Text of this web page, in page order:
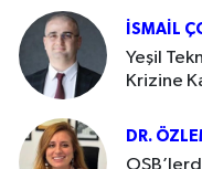
İSMAIL
Yeşil
Krizine
DR.